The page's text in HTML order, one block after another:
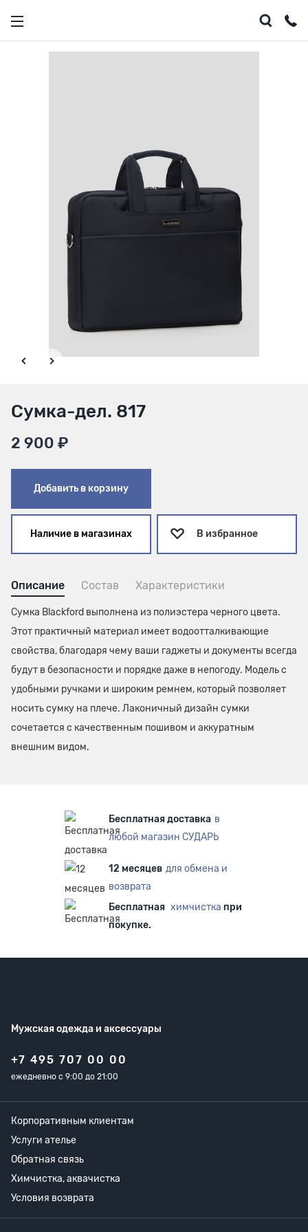
Сумка-дел. 817
2 900 ₽
Добавить в корзину
Наличие в магазинах В избранное
Описание Состав Характеристики
Сумка Blackford выполнена из полиэстера черного цвета.
Этот практичный материал имеет водоотталкивающие
свойства, благодаря чему ваши гаджеты и документы всегда
будут в безопасности и порядке даже в непогоду. Модель с
удобными ручками и широким ремнем, который позволяет
носить сумку на плече. Лаконичный дизайн сумки
сочетается с качественным пошивом и аккуратным
внешним видом.
Бесплатная доставка в
любой магазин СУДАРЬ
12 месяцев для обмена и
возврата
Бесплатная химчистка при
покупке.
Мужская одежда и аксессуары
+7 495 707 00 00
ежедневно с 9:00 до 21:00
Корпоративным клиентам
Услуги ателье
Обратная связь
Химчистка, аквачистка
Условия возврата